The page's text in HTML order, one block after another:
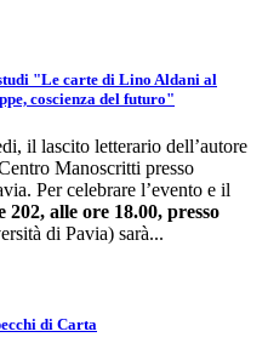
"Le carte di Lino Aldani al
coscienza del futuro"
il lascito letterario dell’autore
Manoscritti presso
Per celebrare l’evento e il
202, alle ore 18.00, presso
di Pavia) sarà...
di Carta